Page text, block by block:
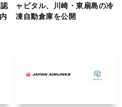
ャピタル、川崎・東扇島の冷
凍自動倉庫を公開